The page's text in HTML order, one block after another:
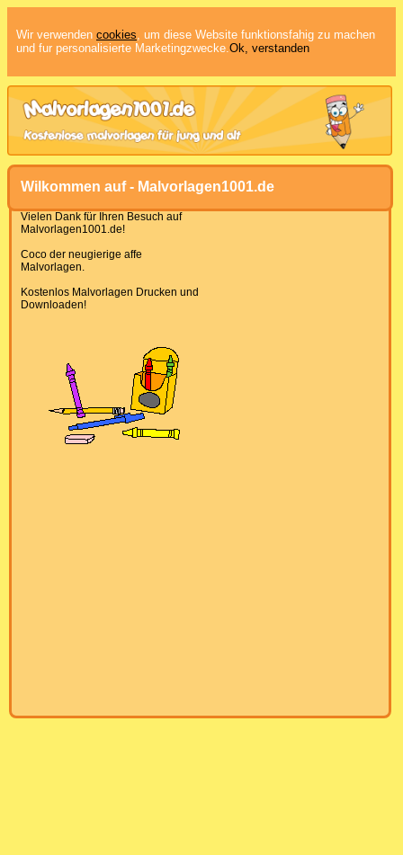
Wir verwenden cookies, um diese Website funktionsfahig zu machen
und fur personalisierte Marketingzwecke.Ok, verstanden
Wilkommen auf - Malvorlagen1001.de
Vielen Dank für Ihren Besuch auf
Malvorlagen1001.de!
Coco der neugierige affe
Malvorlagen.
Kostenlos Malvorlagen Drucken und
Downloaden!